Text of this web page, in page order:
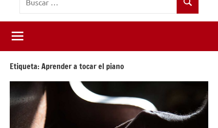
Magazine
música
internacional
Buscar
Etiqueta:Aprender a tocar el piano